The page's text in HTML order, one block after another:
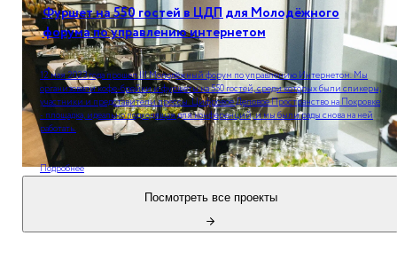
Фуршет на 550 гостей в ЦДП для Молодёжного
форума по управлению интернетом
12 мая 2023 года прошел III Молодёжный форум по управлению Интернетом. Мы
организовали кофе-брейки и фуршеты на 550 гостей, среди которых были спикеры,
участники и представители прессы. Цифровое Деловое Пространство на Покровке
- площадка, идеально подходящая для конференций, и мы были рады снова на ней
работать.
Подробнее
Посмотреть все проекты